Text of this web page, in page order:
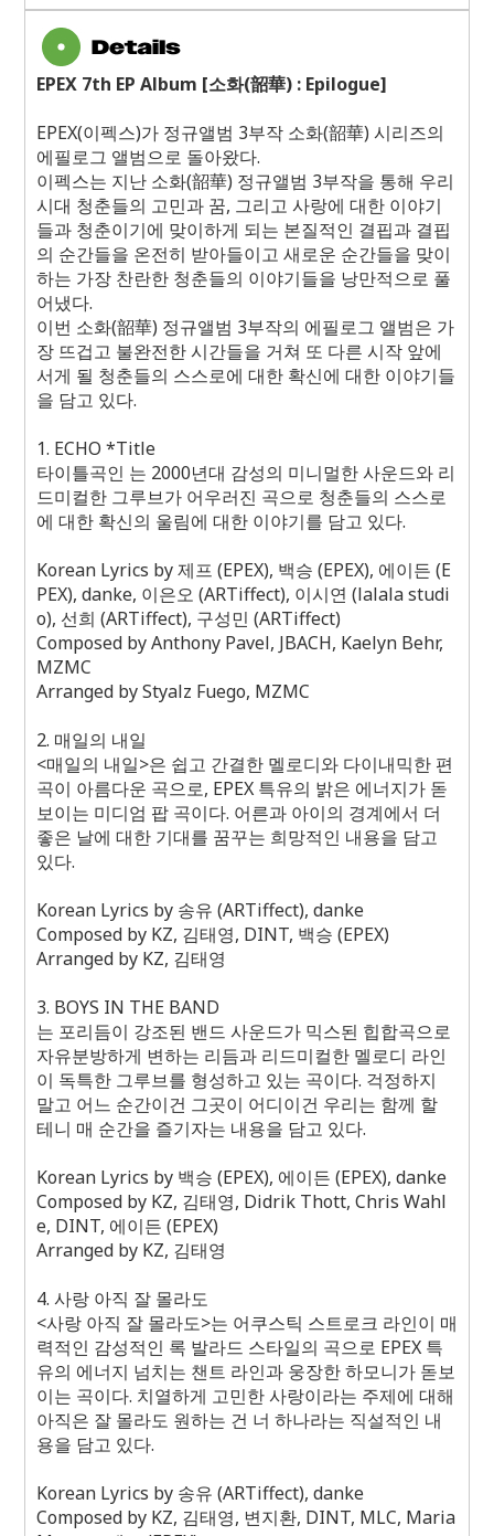
EPEX 7th EP Album [소화(韶華) : Epilogue]
EPEX(이펙스)가 정규앨범 3부작 소화(韶華) 시리즈의
에필로그 앨범으로 돌아왔다.
이펙스는 지난 소화(韶華) 정규앨범 3부작을 통해 우리
시대 청춘들의 고민과 꿈, 그리고 사랑에 대한 이야기
들과 청춘이기에 맞이하게 되는 본질적인 결핍과 결핍
의 순간들을 온전히 받아들이고 새로운 순간들을 맞이
하는 가장 찬란한 청춘들의 이야기들을 낭만적으로 풀
어냈다.
이번 소화(韶華) 정규앨범 3부작의 에필로그 앨범은 가
장 뜨겁고 불완전한 시간들을 거쳐 또 다른 시작 앞에
서게 될 청춘들의 스스로에 대한 확신에 대한 이야기들
을 담고 있다.
1. ECHO *Title
타이틀곡인 는 2000년대 감성의 미니멀한 사운드와 리
드미컬한 그루브가 어우러진 곡으로 청춘들의 스스로
에 대한 확신의 울림에 대한 이야기를 담고 있다.
Korean Lyrics by제프 (EPEX), 백승 (EPEX), 에이든 (E
PEX), danke, 이은오 (ARTiffect), 이시연 (lalala studi
o), 선희 (ARTiffect), 구성민 (ARTiffect)
Composed by Anthony Pavel, JBACH, Kaelyn Behr,
MZMC
Arranged by Styalz Fuego, MZMC
2. 매일의 내일
<매일의 내일>은 쉽고 간결한 멜로디와 다이내믹한 편
곡이 아름다운 곡으로, EPEX 특유의 밝은 에너지가 돋
보이는 미디엄 팝 곡이다. 어른과 아이의 경계에서 더
좋은 날에 대한 기대를 꿈꾸는 희망적인 내용을 담고
있다.
Korean Lyrics by 송유 (ARTiffect), danke
Composed by KZ, 김태영, DINT, 백승 (EPEX)
Arranged by KZ, 김태영
3. BOYS IN THE BAND
는 포리듬이 강조된 밴드 사운드가 믹스된 힙합곡으로
자유분방하게 변하는 리듬과 리드미컬한 멜로디 라인
이 독특한 그루브를 형성하고 있는 곡이다. 걱정하지
말고 어느 순간이건 그곳이 어디이건 우리는 함께 할
테니 매 순간을 즐기자는 내용을 담고 있다.
Korean Lyrics by 백승 (EPEX), 에이든 (EPEX), danke
Composed by KZ, 김태영, Didrik Thott, Chris Wahl
e, DINT, 에이든 (EPEX)
Arranged by KZ, 김태영
4. 사랑 아직 잘 몰라도
<사랑 아직 잘 몰라도>는 어쿠스틱 스트로크 라인이 매
력적인 감성적인 록 발라드 스타일의 곡으로 EPEX 특
유의 에너지 넘치는 챈트 라인과 웅장한 하모니가 돋보
이는 곡이다. 치열하게 고민한 사랑이라는 주제에 대해
아직은 잘 몰라도 원하는 건 너 하나라는 직설적인 내
용을 담고 있다.
Korean Lyrics by 송유 (ARTiffect), danke
Composed by KZ, 김태영, 변지환, DINT, MLC, Maria